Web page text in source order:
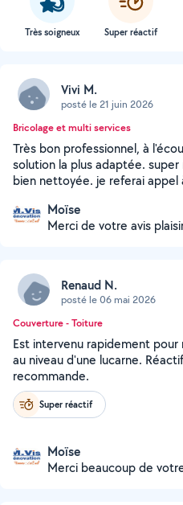
Très soigneux Super réactif
Vivi M.
posté le 21 juin 2026
Bricolage et multi services
Très bon professionnel, à
solution la plus adaptée.
bien nettoyée. je referai appel
Moïse
Merci de votre avis
Renaud N.
posté le 06 mai 2026
Couverture - Toiture
Est intervenu rapidement
au niveau d'une lucarne.
recommande.
Super réactif
Moïse
Merci beaucoup de